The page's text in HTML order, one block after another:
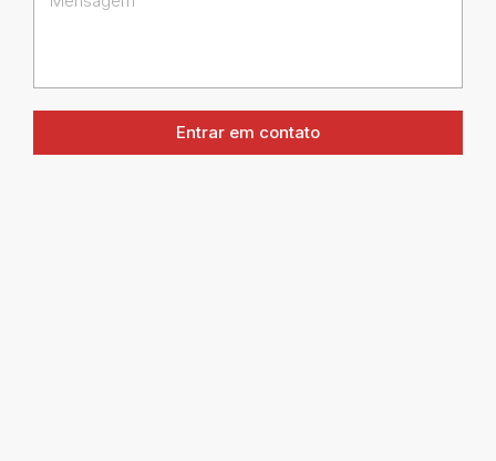
Entrar em contato